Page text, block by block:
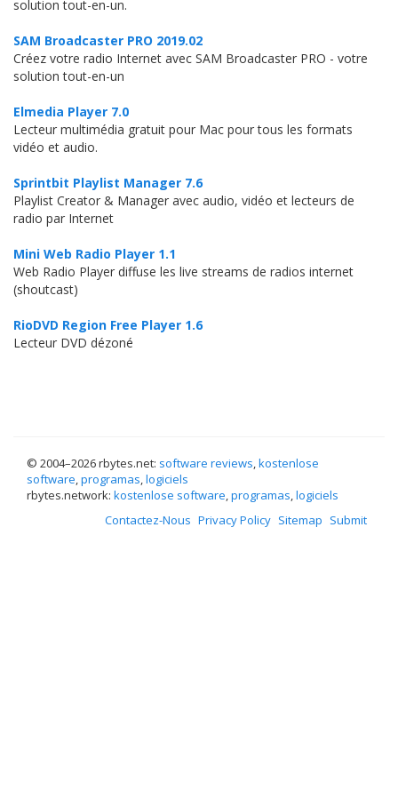
solution tout-en-un.
SAM Broadcaster PRO 2019.02
Créez votre radio Internet avec SAM Broadcaster PRO - votre
solution tout-en-un
Elmedia Player 7.0
Lecteur multimédia gratuit pour Mac pour tous les formats
vidéo et audio.
Sprintbit Playlist Manager 7.6
Playlist Creator & Manager avec audio, vidéo et lecteurs de
radio par Internet
Mini Web Radio Player 1.1
Web Radio Player diffuse les live streams de radios internet
(shoutcast)
RioDVD Region Free Player 1.6
Lecteur DVD dézoné
© 2004–2026 rbytes.net: software reviews,kostenlose
software,programas,logiciels
rbytes.network: kostenlose software,programas,logiciels
Contactez-Nous Privacy Policy Sitemap Submit